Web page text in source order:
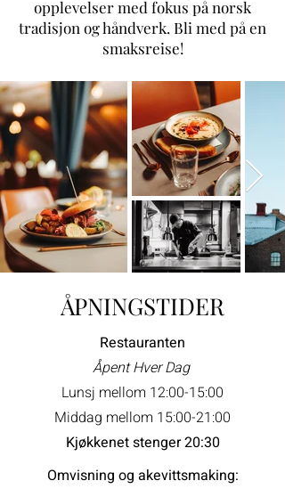
opplevelser med fokus på norsk
tradisjon og håndverk. Bli med på en
smaksreise!
ÅPNINGSTIDER
Restauranten
Åpent Hver Dag
Lunsj mellom 12:00-15:00
Middag mellom 15:00-21:00
Kjøkkenet stenger 20:30
Omvisning og akevittsmaking: